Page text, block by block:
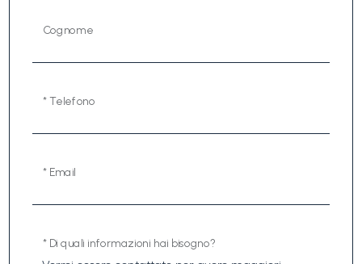
Cognome
* Telefono
* Email
* Di quali informazioni hai bisogno?